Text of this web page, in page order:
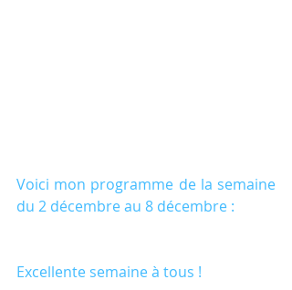
Voici mon programme de la semaine
du 2 décembre au 8 décembre :
Excellente semaine à tous !